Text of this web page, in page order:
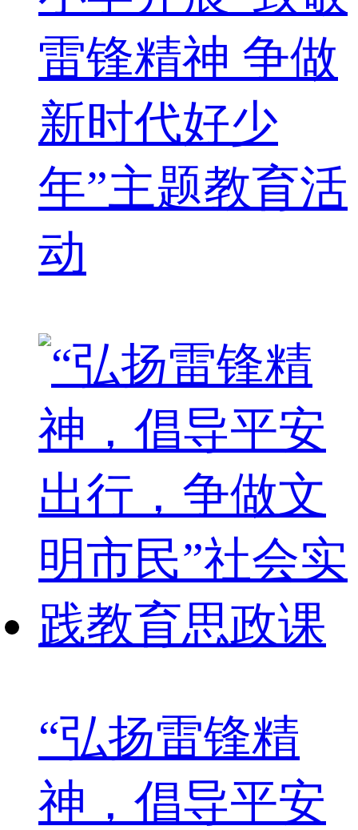
雷锋精神 争做
新时代好少
年”主题教育活
动
“弘扬雷锋精
神，倡导平安